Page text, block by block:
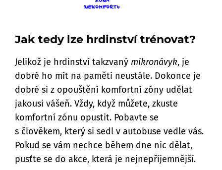
Jak tedy lze hrdinství trénovat?
Jelikož je hrdinství takzvaný mikronávyk, je
dobré ho mít na paměti neustále. Dokonce je
dobré si z opouštění komfortní zóny udělat
jakousi vášeň. Vždy, když můžete, zkuste
komfortní zónu opustit. Pobavte se
s člověkem, který si sedl v autobuse vedle vás.
Pokud se vám nechce během dne nic dělat,
pusťte se do akce, která je nejnepříjemnější.